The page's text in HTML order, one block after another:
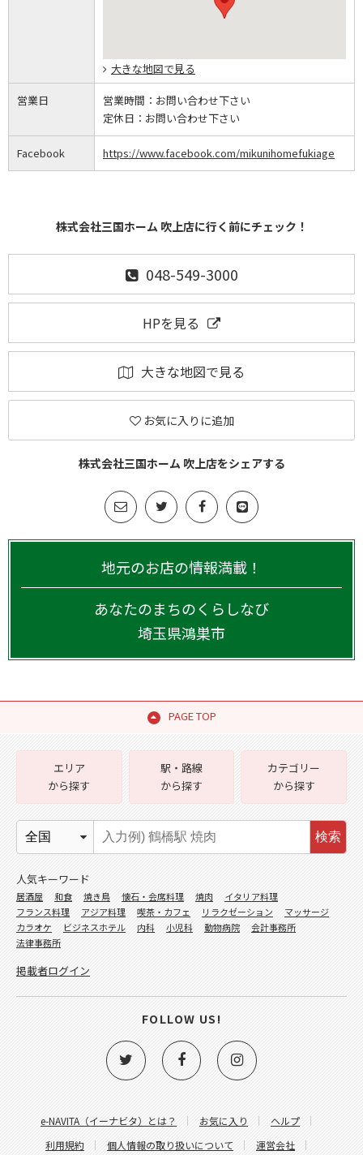
大きな地図で見る
営業日 営業時間： お問い合わせ下さい
定休日： お問い合わせ下さい
Facebook https://www.facebook.com/mikunihomefukiage
株式会社三国ホーム 吹上店に行く前にチェック！
048-549-3000
HPを見る
大きな地図で見る
お気に入りに追加
株式会社三国ホーム 吹上店をシェアする
地元のお店の情報満載！
あなたのまちのくらしなび
埼玉県鴻巣市
PAGE TOP
e-NAVITA（イーナビタ）とは？ お気に入り
ヘルプ
利用規約
個人情報の取り扱いについて 運営会社
エリア
から探す
駅・路線
から探す
カテゴリー
から探す
検索
人気キーワード
居酒屋 和食 焼き鳥 懐石・会席料理 焼肉
イタリア料理
フランス料理
アジア料理 喫茶・カフェ リラクゼーション
マッサージ
カラオケ
ビジネスホテル 内科 小児科 動物病院
会計事務所
法律事務所
掲載者ログイン
FOLLOW US!